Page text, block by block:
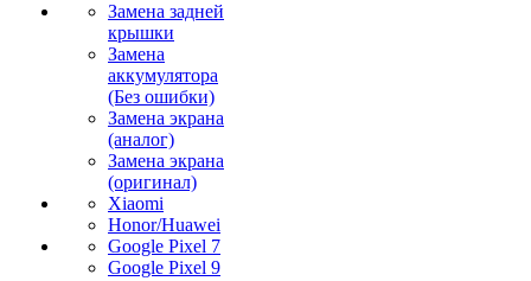
Замена задней
крышки
Замена
аккумулятора
(Без ошибки)
Замена экрана
(аналог)
Замена экрана
(оригинал)
Xiaomi
Honor/Huawei
Google Pixel 7
Google Pixel 9